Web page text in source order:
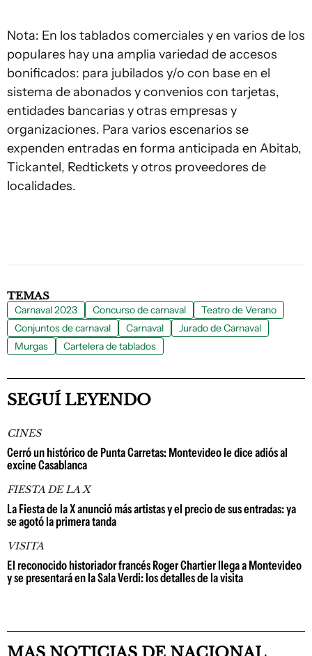
Nota: En los tablados comerciales y en varios de los
populares hay una amplia variedad de accesos
bonificados: para jubilados y/o con base en el
sistema de abonados y convenios con tarjetas,
entidades bancarias y otras empresas y
organizaciones. Para varios escenarios se
expenden entradas en forma anticipada en Abitab,
Tickantel, Redtickets y otros proveedores de
localidades.
TEMAS
Carnaval 2023 Concurso de carnaval
Teatro de Verano
Conjuntos de carnaval
Carnaval
Jurado de Carnaval
Murgas
Cartelera de tablados
SEGUÍ LEYENDO
CINES
Cerró un histórico de Punta Carretas: Montevideo le dice adiós al
excine Casablanca
FIESTA DE LA X
La Fiesta de la X anunció más artistas y el precio de sus entradas: ya
se agotó la primera tanda
VISITA
El reconocido historiador francés Roger Chartier llega a Montevideo
y se presentará en la Sala Verdi: los detalles de la visita